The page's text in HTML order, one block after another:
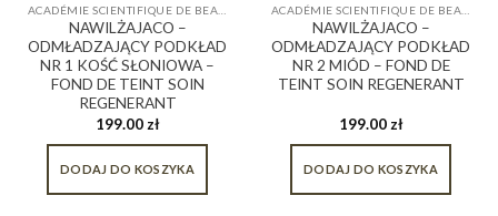
NAWILŻAJACO –
ODMŁADZAJĄCY PODKŁAD
NR 1 KOŚĆ SŁONIOWA –
FOND DE TEINT SOIN
REGENERANT
199.00 zł
DODAJ DO KOSZYKA
NAWILŻAJACO –
ODMŁADZAJĄCY PODKŁAD
NR 2 MIÓD – FOND DE
TEINT SOIN REGENERANT
199.00 zł
DODAJ DO KOSZYKA